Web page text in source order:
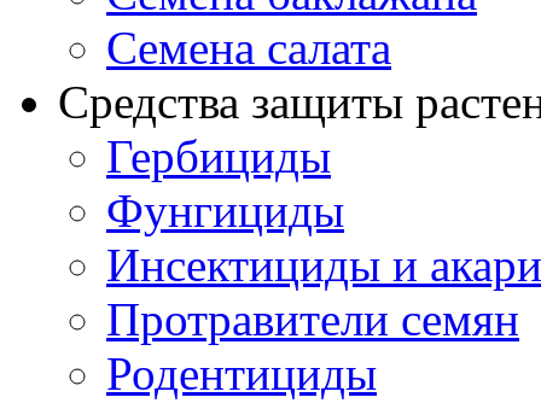
Семена салата
Средства защиты
Гербициды
Фунгициды
Инсектициды и
Протравители семян
Родентициды